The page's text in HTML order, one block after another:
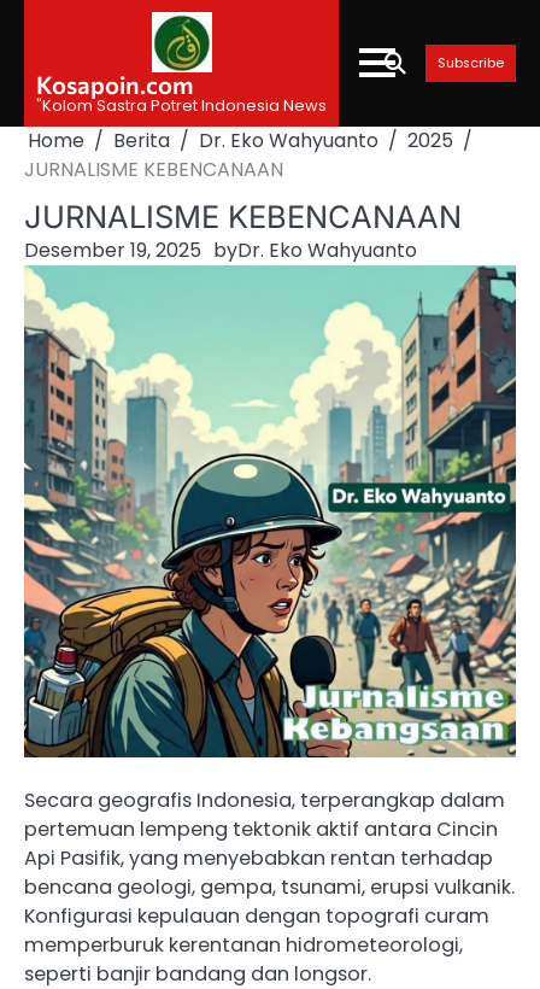
contentKosapoin.com
"Kolom Sastra Potret Indonesia News
Subscribe
Home Berita Dr. Eko Wahyuanto
2025
JURNALISME KEBENCANAAN
JURNALISME KEBENCANAAN
Desember 19, 2025 byDr. Eko Wahyuanto
Secara geografis Indonesia, terperangkap dalam
pertemuan lempeng tektonik aktif antara Cincin
Api Pasifik, yang menyebabkan rentan terhadap
bencana geologi, gempa, tsunami, erupsi vulkanik.
Konfigurasi kepulauan dengan topografi curam
memperburuk kerentanan hidrometeorologi,
seperti banjir bandang dan longsor.